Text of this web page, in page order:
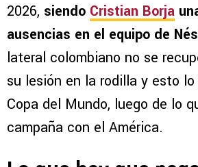
2026, siendo Cristian Borja
ausencias en el equipo de
lateral colombiano no se
su lesión en la rodilla y esto
Copa del Mundo, luego de lo
campaña con el América.